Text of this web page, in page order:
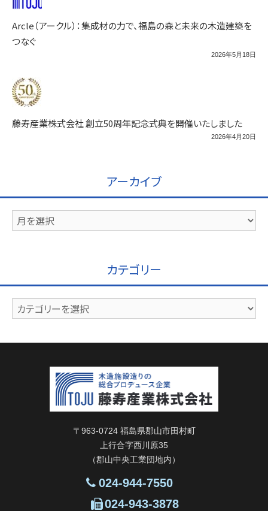
Arcle（アークル）：集成材の力で、福島の森と未来の木造建築を
つなぐ
2026年5月18日
藤寿産業株式会社 創立50周年記念式典を開催いたしました
2026年4月20日
アーカイブ
ア
ー
カテゴリー
カ
テ
〒963-0724 福島県郡山市田村町
上行合字西川原35
（郡山中央工業団地内）
024-944-7550
024-943-3878